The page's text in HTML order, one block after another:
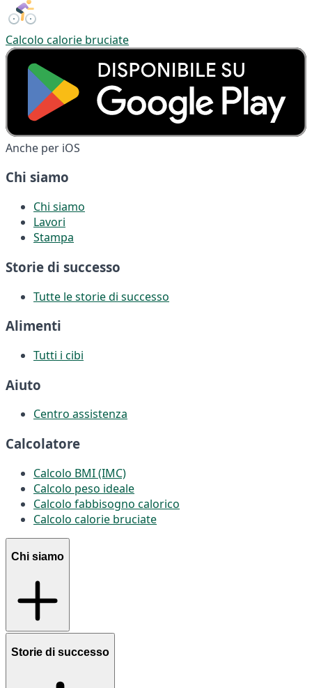
Calcolo calorie bruciate
Anche per iOS
Chi siamo
Chi siamo
Lavori
Stampa
Storie di successo
Tutte le storie di successo
Alimenti
Tutti i cibi
Aiuto
Centro assistenza
Calcolatore
Calcolo BMI (IMC)
Calcolo peso ideale
Calcolo fabbisogno calorico
Calcolo calorie bruciate
Chi siamo
Storie di successo